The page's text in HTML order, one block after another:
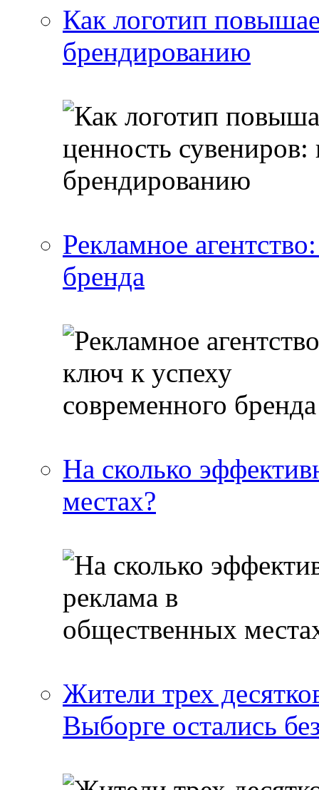
Как логотип
брендированию
Рекламное
бренда
На сколько
местах?
Жители трех
Выборге остались